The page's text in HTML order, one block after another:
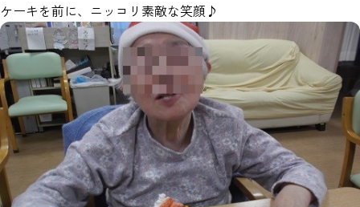
ケーキを前に、ニッコリ素敵な笑顔♪